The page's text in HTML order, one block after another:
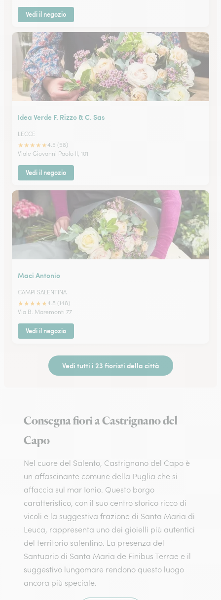
Vedi il negozio
Idea Verde F. Rizzo & C. Sas
LECCE
★★★★★4.5 (58)
Viale Giovanni Paolo II, 101
Vedi il negozio
Maci Antonio
CAMPI SALENTINA
★★★★★4.8 (148)
Via B. Maremonti 77
Vedi il negozio
Vedi tutti i 23 fioristi della città
Consegna fiori a Castrignano del
Capo
Nel cuore del Salento, Castrignano del Capo è
un affascinante comune della Puglia che si
affaccia sul mar Ionio. Questo borgo
caratteristico, con il suo centro storico ricco di
vicoli e la suggestiva frazione di Santa Maria di
Leuca, rappresenta uno dei gioielli più autentici
del territorio salentino. La presenza del
Santuario di Santa Maria de Finibus Terrae e il
suggestivo lungomare rendono questo luogo
ancora più speciale.